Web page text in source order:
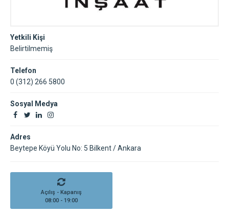
Yetkili Kişi
Belirtilmemiş
Telefon
0 (312) 266 5800
Sosyal Medya
Adres
Beytepe Köyü Yolu No: 5 Bilkent / Ankara
Açılış - Kapanış
08:00 - 19:00